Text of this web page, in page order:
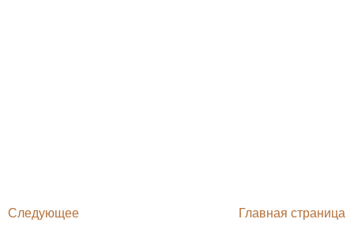
Следующее Главная страница